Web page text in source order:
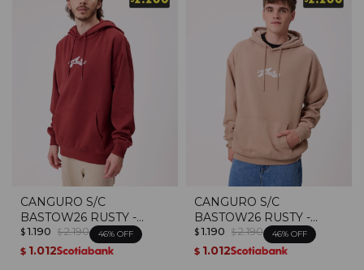
CANGURO S/C
BASTOW26 RUSTY -
Terracota
$ 1.190 $ 2.190 46
$ 1.012
CANGURO S/C
BASTOW26 RUSTY -
Taupe
$ 1.190 $ 2.190 46
$ 1.012